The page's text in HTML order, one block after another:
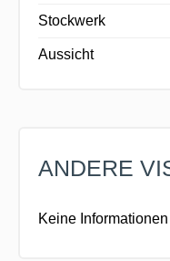
Stockwerk
Aussicht
ANDERE
Keine